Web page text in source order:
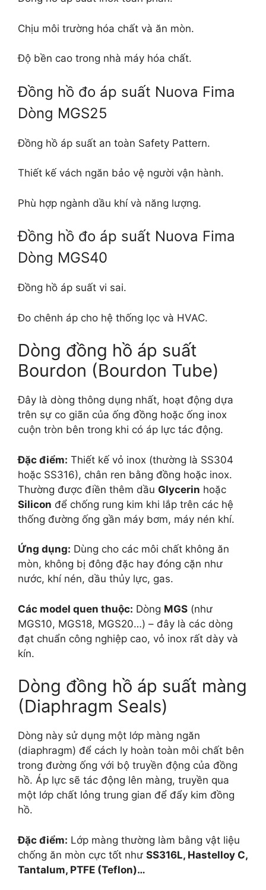
Chịu môi trường hóa chất và ăn mòn.
Độ bền cao trong nhà máy hóa chất.
Đồng hồ đo áp suất Nuova Fima
Dòng MGS25
Đồng hồ áp suất an toàn Safety Pattern.
Thiết kế vách ngăn bảo vệ người vận hành.
Phù hợp ngành dầu khí và năng lượng.
Đồng hồ đo áp suất Nuova Fima
Dòng MGS40
Đồng hồ áp suất vi sai.
Đo chênh áp cho hệ thống lọc và HVAC.
Dòng đồng hồ áp suất
Bourdon (Bourdon Tube)
Đây là dòng thông dụng nhất, hoạt động dựa
trên sự co giãn của ống đồng hoặc ống inox
cuộn tròn bên trong khi có áp lực tác động.
Đặc điểm: Thiết kế vỏ inox (thường là SS304
hoặc SS316), chân ren bằng đồng hoặc inox.
Thường được điền thêm dầu Glycerin hoặc
Silicon để chống rung kim khi lắp trên các hệ
thống đường ống gần máy bơm, máy nén khí.
Ứng dụng: Dùng cho các môi chất không ăn
mòn, không bị đông đặc hay đóng cặn như
nước, khí nén, dầu thủy lực, gas.
Các model quen thuộc: Dòng MGS (như
MGS10, MGS18, MGS20…) – đây là các dòng
đạt chuẩn công nghiệp cao, vỏ inox rất dày và
kín.
Dòng đồng hồ áp suất màng
(Diaphragm Seals)
Dòng này sử dụng một lớp màng ngăn
(diaphragm) để cách ly hoàn toàn môi chất bên
trong đường ống với bộ truyền động của đồng
hồ. Áp lực sẽ tác động lên màng, truyền qua
một lớp chất lỏng trung gian để đẩy kim đồng
hồ.
Đặc điểm: Lớp màng thường làm bằng vật liệu
chống ăn mòn cực tốt như SS316L, Hastelloy C,
Tantalum, PTFE (Teflon)…